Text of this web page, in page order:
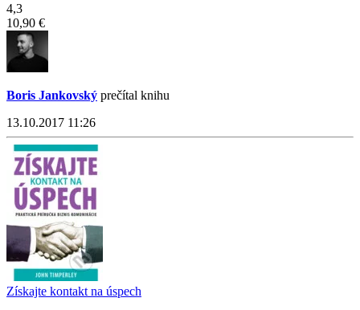
4,3
10,90 €
Boris Jankovský prečítal knihu
13.10.2017 11:26
Získajte kontakt na úspech